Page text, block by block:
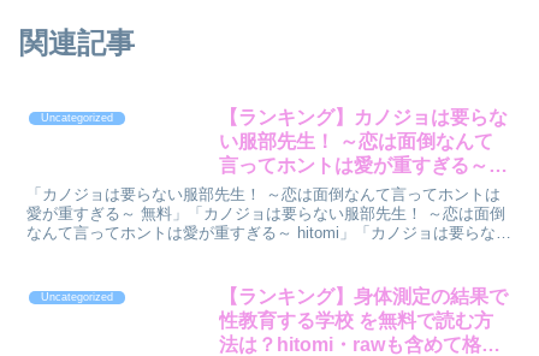
関連記事
Uncategorized
【ランキング】カノジョは要らな
い服部先生！ ～恋は面倒なんて
言ってホントは愛が重すぎる～
を無料で読む方法は？hitomi・
rawも含めて格付け
「カノジョは要らない服部先生！ ～恋は面倒なんて言ってホントは
愛が重すぎる～ 無料」「カノジョは要らない服部先生！ ～恋は面倒
なんて言ってホントは愛が重すぎる～ hitomi」「カノジョは要らない
Uncategorized
【ランキング】身体測定の結果で
性教育する学校 を無料で読む方
法は？hitomi・rawも含めて格付